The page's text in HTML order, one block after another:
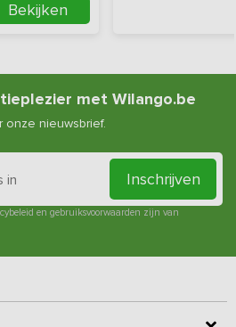
Bekijken
met Wilango.be
onze nieuwsbrief.
Inschrijven
en gebruiksvoorwaarden zijn van